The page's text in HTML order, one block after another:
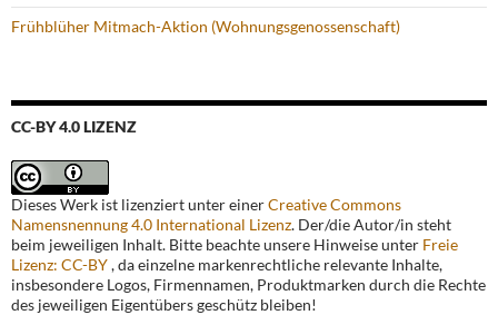
Frühblüher Mitmach-Aktion (Wohnungsgenossenschaft)
CC-BY 4.0 LIZENZ
Dieses Werk ist lizenziert unter einerCreative Commons
Namensnennung 4.0 International Lizenz. Der/die Autor/in steht
beim jeweiligen Inhalt. Bitte beachte unsere Hinweise unter Freie
Lizenz: CC-BY, da einzelne markenrechtliche relevante Inhalte,
insbesondere Logos, Firmennamen, Produktmarken durch die Rechte
des jeweiligen Eigentübers geschütz bleiben!